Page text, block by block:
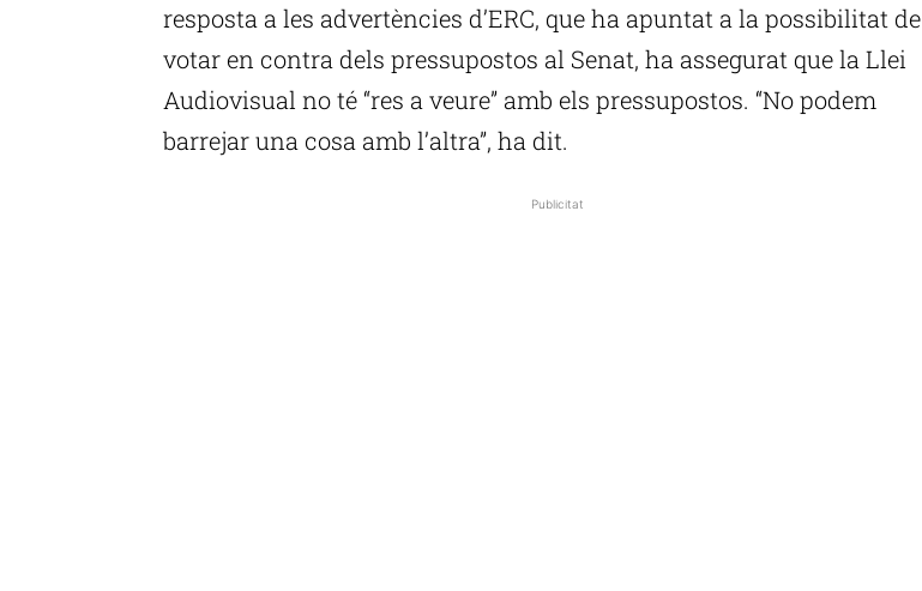
resposta a les advertències d’ERC, que ha apuntat a la possibilitat de
votar en contra dels pressupostos al Senat, ha assegurat que la Llei
Audiovisual no té “res a veure” amb els pressupostos. “No podem
barrejar una cosa amb l’altra”, ha dit.
Publicitat